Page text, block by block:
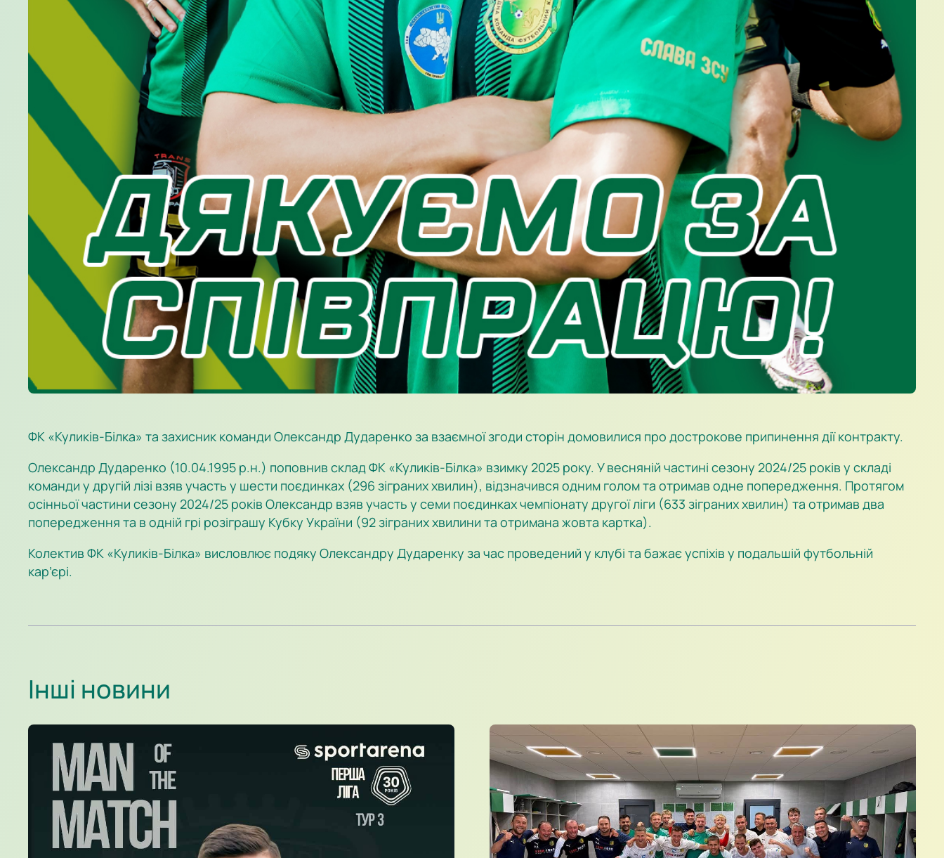
ФК «Куликів-Білка» та захисник команди Олександр Дударенко за взаємної згоди сторін домовилися про дострокове припинення дії контракту.
Олександр Дударенко (10.04.1995 р.н.) поповнив склад ФК «Куликів-Білка» взимку 2025 року. У весняній частині сезону 2024/25 років у складі
команди у другій лізі взяв участь у шести поєдинках (296 зіграних хвилин), відзначився одним голом та отримав одне попередження. Протягом
осінньої частини сезону 2024/25 років Олександр взяв участь у семи поєдинках чемпіонату другої ліги (633 зіграних хвилин) та отримав два
попередження та в одній грі розіграшу Кубку України (92 зіграних хвилини та отримана жовта картка).
Колектив ФК «Куликів-Білка» висловлює подяку Олександру Дударенку за час проведений у клубі та бажає успіхів у подальшій футбольній
кар’єрі.
Інші новини